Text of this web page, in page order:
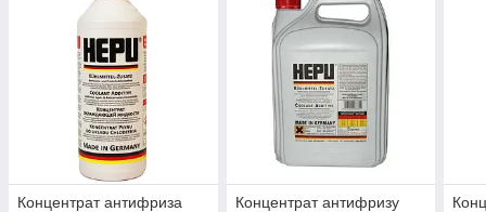
Концентрат антифриза
Концентрат антифризу